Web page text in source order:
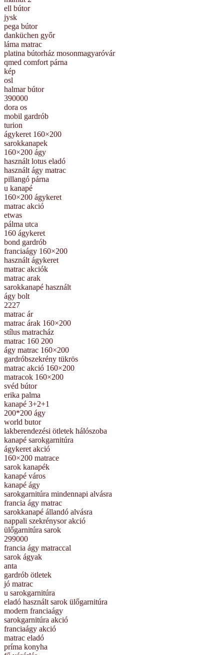
ell bútor
jysk
pega bútor
danküchen győr
láma matrac
platina bútorház mosonmagyaróvár
qmed comfort párna
kép
osl
halmar bútor
390000
dora os
mobil gardrób
turion
ágykeret 160×200
sarokkanapek
160×200 ágy
használt lotus eladó
használt ágy matrac
pillangó párna
u kanapé
160×200 ágykeret
matrac akció
etwas
pálma utca
160 ágykeret
bond gardrób
franciaágy 160×200
használt ágykeret
matrac akciók
matrac arak
sarokkanapé használt
ágy bolt
2227
matrac ár
matrac árak 160×200
stílus matracház
matrac 160 200
ágy matrac 160×200
gardróbszekrény tükrös
matrac akció 160×200
matracok 160×200
svéd bútor
erika palma
kanapé 3+2+1
200*200 ágy
world butor
lakberendezési ötletek hálószoba
kanapé sarokgarnitúra
ágykeret akció
160×200 matrace
sarok kanapék
kanapé város
kanapé ágy
sarokgarnitúra mindennapi alvásra
francia ágy matrac
sarokkanapé állandó alvásra
nappali szekrénysor akció
ülőgarnitúra sarok
299000
francia ágy matraccal
sarok ágyak
anta
gardrób ötletek
jó matrac
u sarokgarnitúra
eladó használt sarok ülőgarnitúra
modern franciaágy
sarokgarnitúra akció
franciaágy akció
matrac eladó
príma konyha